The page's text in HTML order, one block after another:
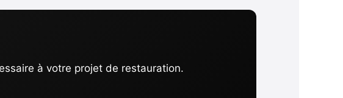
à votre projet de restauration.